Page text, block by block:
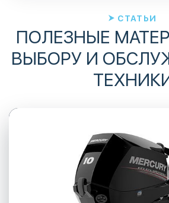
СТАТЬИ
ПОЛЕЗНЫЕ
ВЫБОРУ И